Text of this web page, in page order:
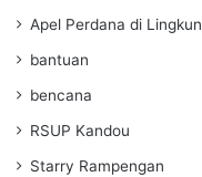
Apel Perdana di
bantuan
bencana
RSUP Kandou
Starry Rampengan